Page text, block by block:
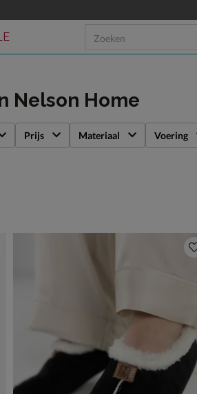
Nelson Home
Prijs Materiaal Voering